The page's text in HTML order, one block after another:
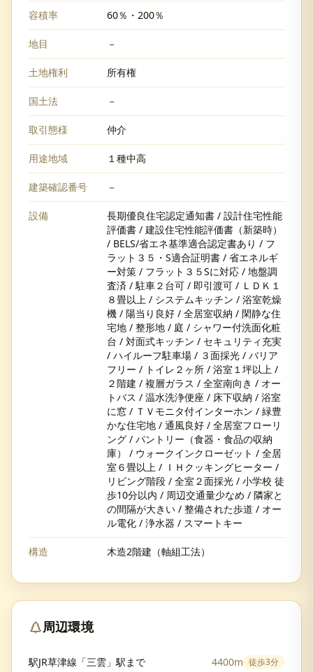
容積率 60％・200％
地目 －
土地権利 所有権
国土法 －
取引態様 仲介
用途地域 １種中高
建築確認番号 －
設備
長期優良住宅認定通知書 / 設計住宅性能
評価書 / 建設住宅性能評価書（新築時）
/ BELS/省エネ基準適合認定書あり / フ
ラット３５・S適合証明書 / 省エネルギ
ー対策 / フラット３５Sに対応 / 地盤調
査済 / 駐車２台可 / 即引渡可 / ＬＤＫ１
８畳以上 / システムキッチン / 浴室乾燥
機 / 陽当り良好 / 全居室収納 / 閑静な住
宅地 / 整形地 / 庭 / シャワー付洗面化粧
台 / 対面式キッチン / セキュリティ充実
/ ハイルーフ駐車場 / ３面採光 / バリア
フリー / トイレ２ヶ所 / 浴室１坪以上 /
２階建 / 複層ガラス / 全室南向き / オー
トバス / 温水洗浄便座 / 床下収納 / 浴室
に窓 / ＴＶモニタ付インターホン / 緑豊
かな住宅地 / 通風良好 / 全居室フローリ
ング / パントリー（食器・食品の収納
庫） / ウォークインクローゼット / 全居
室６畳以上 / ＩＨクッキングヒーター /
リビング階段 / 全室２面採光 / 小学校 徒
歩10分以内 / 周辺交通量少なめ / 隣家と
の間隔が大きい / 整備された歩道 / オー
ル電化 / 浄水器 / スマートキー
構造 木造2階建（軸組工法）
周辺環境
駅JR草津線「三雲」駅まで 4400m 徒歩3分